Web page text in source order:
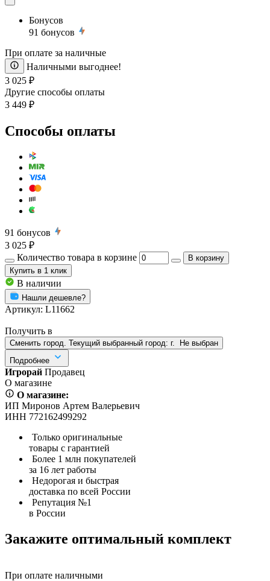
Бонусов
91 бонусов
При оплате за наличные
Наличными выгоднее!
3 025 ₽
Другие способы оплаты
3 449 ₽
Способы оплаты
91 бонусов
3 025 ₽
Количество товара в корзине
В корзину
Купить в 1 клик
В наличии
Нашли дешевле?
Артикул: L11662
Получить в
Сменить город. Текущий выбранный город: г.
Не выбран
Подробнее
Игрорай Продавец
О магазине
О магазине:
ИП Миронов Артем Валерьевич
ИНН 772162499292
Только оригинальные
товары с гарантией
Более 1 млн покупателей
за 16 лет работы
Недорогая и быстрая
доставка по всей России
Репутация №1
в России
Закажите оптимальный комплект
При оплате наличными